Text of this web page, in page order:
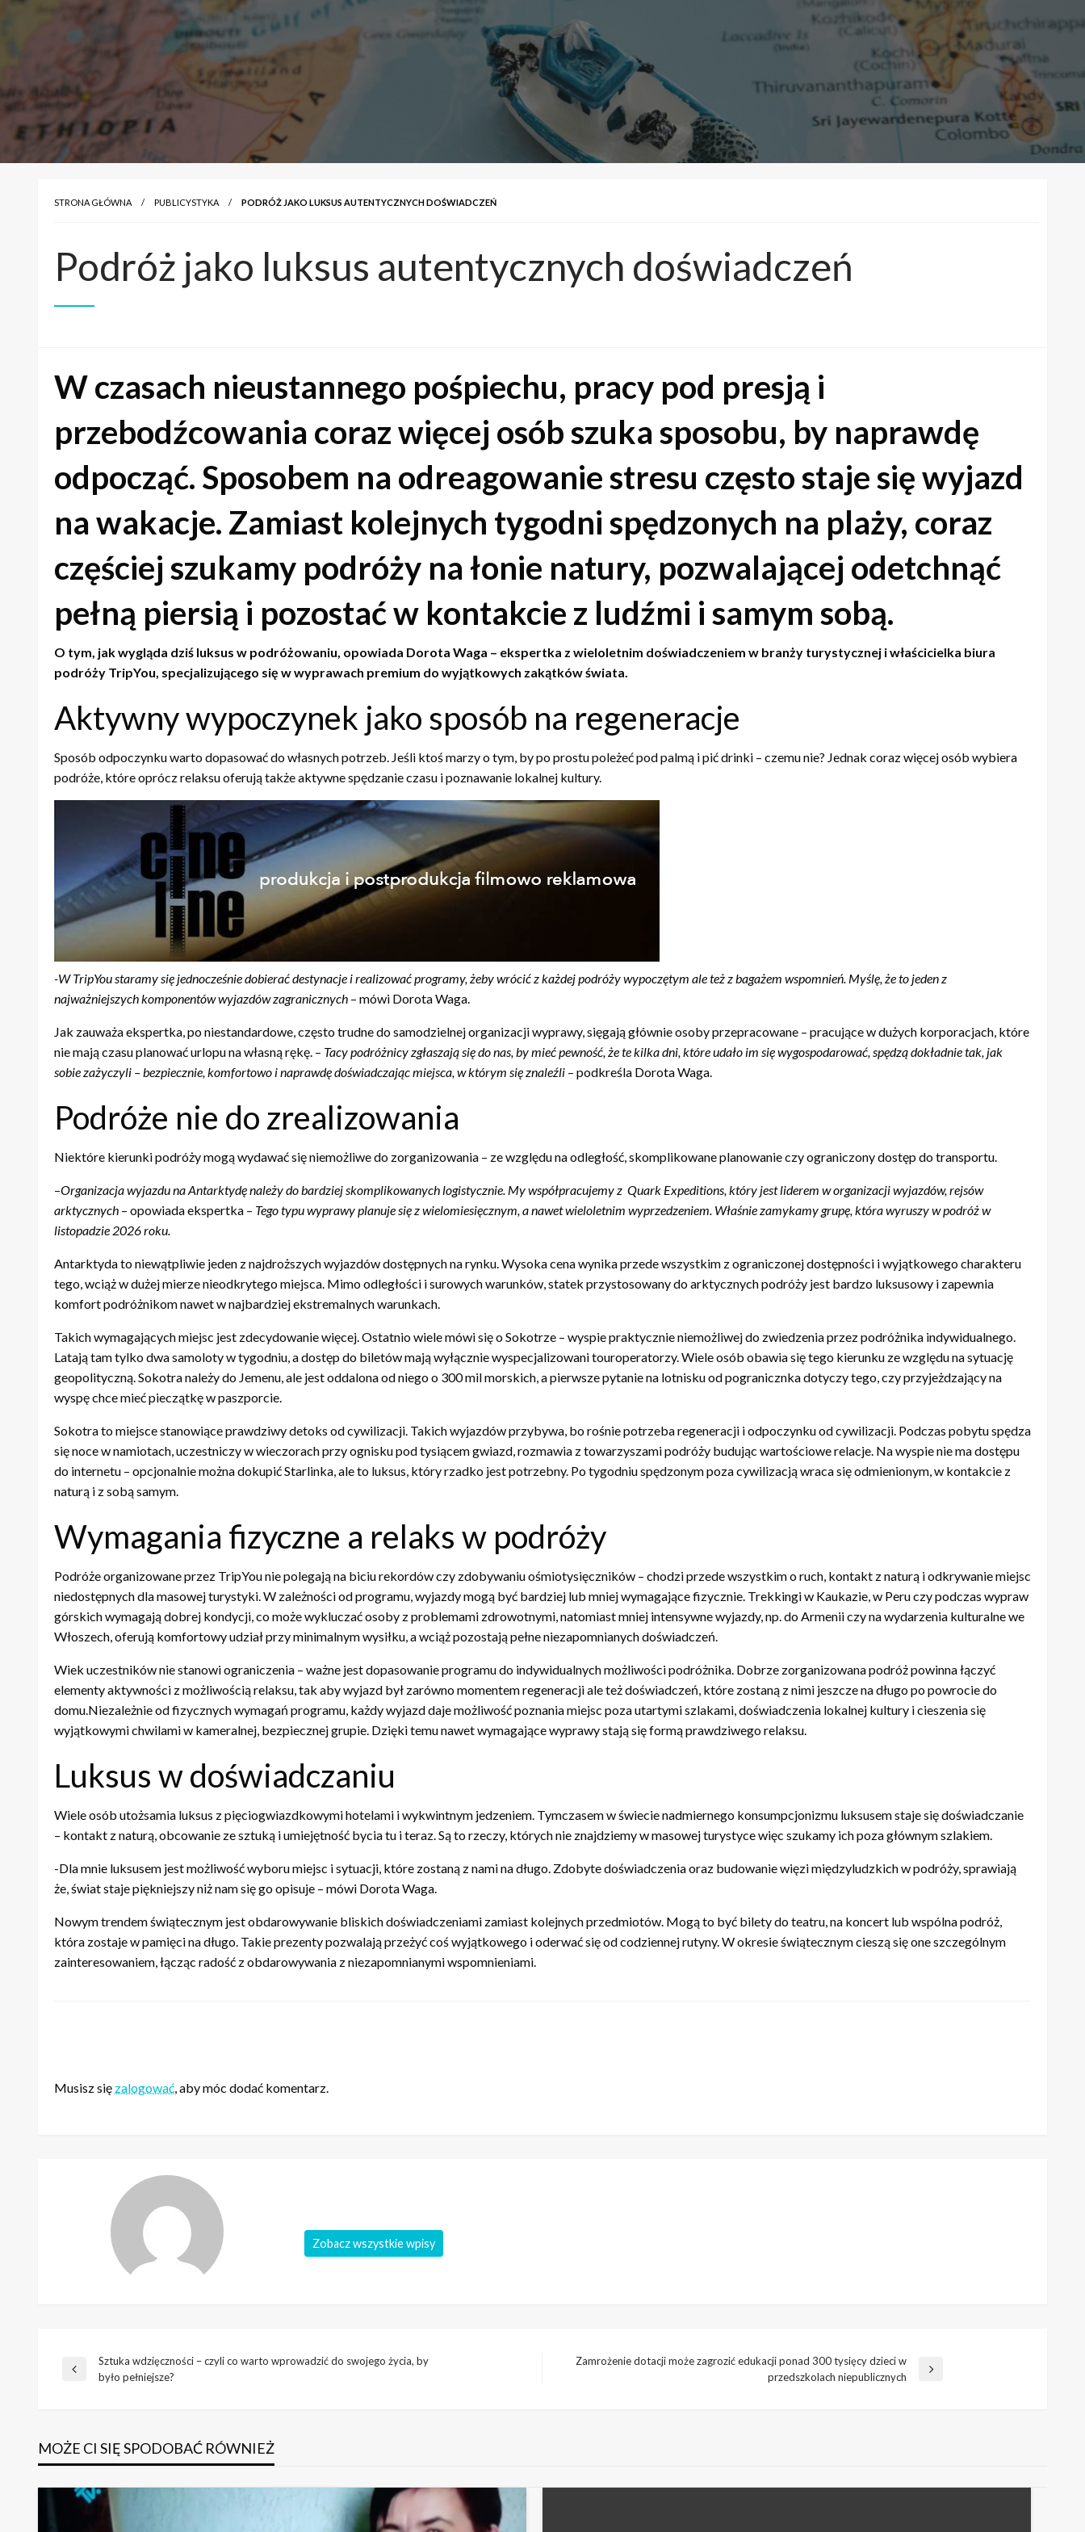
STRONA GŁÓWNA PUBLICYSTYKA PODRÓŻ JAKO LUKSUS AUTENTYCZNYCH DOŚWIADCZEŃ
Podróż jako luksus autentycznych doświadczeń
W czasach nieustannego pośpiechu, pracy pod presją i
przebodźcowania coraz więcej osób szuka sposobu, by naprawdę
odpocząć. Sposobem na odreagowanie stresu często staje się wyjazd
na wakacje. Zamiast kolejnych tygodni spędzonych na plaży, coraz
częściej szukamy podróży na łonie natury, pozwalającej odetchnąć
pełną piersią i pozostać w kontakcie z ludźmi i samym sobą.
O tym, jak wygląda dziś luksus w podróżowaniu, opowiada Dorota Waga – ekspertka z wieloletnim doświadczeniem w branży turystycznej i właścicielka biura
podróży TripYou, specjalizującego się w wyprawach premium do wyjątkowych zakątków świata.
Aktywny wypoczynek jako sposób na regeneracje
Sposób odpoczynku warto dopasować do własnych potrzeb. Jeśli ktoś marzy o tym, by po prostu poleżeć pod palmą i pić drinki – czemu nie? Jednak coraz więcej osób wybiera
podróże, które oprócz relaksu oferują także aktywne spędzanie czasu i poznawanie lokalnej kultury.
-W TripYou staramy się jednocześnie dobierać destynacje i realizować programy, żeby wrócić z każdej podróży wypoczętym ale też z bagażem wspomnień. Myślę, że to jeden z
najważniejszych komponentów wyjazdów zagranicznych – mówi Dorota Waga.
Jak zauważa ekspertka, po niestandardowe, często trudne do samodzielnej organizacji wyprawy, sięgają głównie osoby przepracowane – pracujące w dużych korporacjach, które
nie mają czasu planować urlopu na własną rękę. – Tacy podróżnicy zgłaszają się do nas, by mieć pewność, że te kilka dni, które udało im się wygospodarować, spędzą dokładnie tak, jak
sobie zażyczyli – bezpiecznie, komfortowo i naprawdę doświadczając miejsca, w którym się znaleźli – podkreśla Dorota Waga.
Podróże nie do zrealizowania
Niektóre kierunki podróży mogą wydawać się niemożliwe do zorganizowania – ze względu na odległość, skomplikowane planowanie czy ograniczony dostęp do transportu.
–Organizacja wyjazdu na Antarktydę należy do bardziej skomplikowanych logistycznie. My współpracujemy z Quark Expeditions, który jest liderem w organizacji wyjazdów, rejsów
arktycznych – opowiada ekspertka – Tego typu wyprawy planuje się z wielomiesięcznym, a nawet wieloletnim wyprzedzeniem. Właśnie zamykamy grupę, która wyruszy w podróż w
listopadzie 2026 roku.
Antarktyda to niewątpliwie jeden z najdroższych wyjazdów dostępnych na rynku. Wysoka cena wynika przede wszystkim z ograniczonej dostępności i wyjątkowego charakteru
tego, wciąż w dużej mierze nieodkrytego miejsca. Mimo odległości i surowych warunków, statek przystosowany do arktycznych podróży jest bardzo luksusowy i zapewnia
komfort podróżnikom nawet w najbardziej ekstremalnych warunkach.
Takich wymagających miejsc jest zdecydowanie więcej. Ostatnio wiele mówi się o Sokotrze – wyspie praktycznie niemożliwej do zwiedzenia przez podróżnika indywidualnego.
Latają tam tylko dwa samoloty w tygodniu, a dostęp do biletów mają wyłącznie wyspecjalizowani touroperatorzy. Wiele osób obawia się tego kierunku ze względu na sytuację
geopolityczną. Sokotra należy do Jemenu, ale jest oddalona od niego o 300 mil morskich, a pierwsze pytanie na lotnisku od pogranicznka dotyczy tego, czy przyjeżdzający na
wyspę chce mieć pieczątkę w paszporcie.
Sokotra to miejsce stanowiące prawdziwy detoks od cywilizacji. Takich wyjazdów przybywa, bo rośnie potrzeba regeneracji i odpoczynku od cywilizacji. Podczas pobytu spędza
się noce w namiotach, uczestniczy w wieczorach przy ognisku pod tysiącem gwiazd, rozmawia z towarzyszami podróży budując wartościowe relacje. Na wyspie nie ma dostępu
do internetu – opcjonalnie można dokupić Starlinka, ale to luksus, który rzadko jest potrzebny. Po tygodniu spędzonym poza cywilizacją wraca się odmienionym, w kontakcie z
naturą i z sobą samym.
Wymagania fizyczne a relaks w podróży
Podróże organizowane przez TripYou nie polegają na biciu rekordów czy zdobywaniu ośmiotysięczników – chodzi przede wszystkim o ruch, kontakt z naturą i odkrywanie miejsc
niedostępnych dla masowej turystyki. W zależności od programu, wyjazdy mogą być bardziej lub mniej wymagające fizycznie. Trekkingi w Kaukazie, w Peru czy podczas wypraw
górskich wymagają dobrej kondycji, co może wykluczać osoby z problemami zdrowotnymi, natomiast mniej intensywne wyjazdy, np. do Armenii czy na wydarzenia kulturalne we
Włoszech, oferują komfortowy udział przy minimalnym wysiłku, a wciąż pozostają pełne niezapomnianych doświadczeń.
Wiek uczestników nie stanowi ograniczenia – ważne jest dopasowanie programu do indywidualnych możliwości podróżnika. Dobrze zorganizowana podróż powinna łączyć
elementy aktywności z możliwością relaksu, tak aby wyjazd był zarówno momentem regeneracji ale też doświadczeń, które zostaną z nimi jeszcze na długo po powrocie do
domu.Niezależnie od fizycznych wymagań programu, każdy wyjazd daje możliwość poznania miejsc poza utartymi szlakami, doświadczenia lokalnej kultury i cieszenia się
wyjątkowymi chwilami w kameralnej, bezpiecznej grupie. Dzięki temu nawet wymagające wyprawy stają się formą prawdziwego relaksu.
Luksus w doświadczaniu
Wiele osób utożsamia luksus z pięciogwiazdkowymi hotelami i wykwintnym jedzeniem. Tymczasem w świecie nadmiernego konsumpcjonizmu luksusem staje się doświadczanie
– kontakt z naturą, obcowanie ze sztuką i umiejętność bycia tu i teraz. Są to rzeczy, których nie znajdziemy w masowej turystyce więc szukamy ich poza głównym szlakiem.
-Dla mnie luksusem jest możliwość wyboru miejsc i sytuacji, które zostaną z nami na długo. Zdobyte doświadczenia oraz budowanie więzi międzyludzkich w podróży, sprawiają
że, świat staje piękniejszy niż nam się go opisuje – mówi Dorota Waga.
Nowym trendem świątecznym jest obdarowywanie bliskich doświadczeniami zamiast kolejnych przedmiotów. Mogą to być bilety do teatru, na koncert lub wspólna podróż,
która zostaje w pamięci na długo. Takie prezenty pozwalają przeżyć coś wyjątkowego i oderwać się od codziennej rutyny. W okresie świątecznym cieszą się one szczególnym
zainteresowaniem, łącząc radość z obdarowywania z niezapomnianymi wspomnieniami.
Musisz się zalogować, aby móc dodać komentarz.
Zobacz wszystkie wpisy
Nawigacja
Poprzedni
Sztuka wdzięczności – czyli co warto wprowadzić do swojego życia, by
było pełniejsze?
Zamrożenie dotacji może zagrozić edukacji ponad 300 tysięcy dzieci w
przedszkolach niepublicznych
MOŻE CI SIĘ SPODOBAĆ RÓWNIEŻ